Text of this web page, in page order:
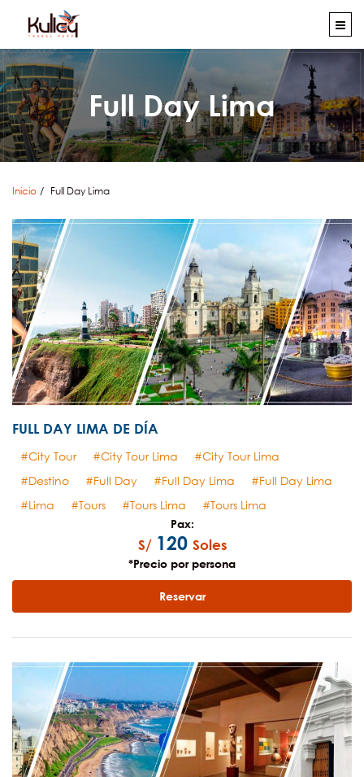
Full Day Lima
Inicio Full Day Lima
FULL DAY LIMA DE DÍA
City Tour City Tour Lima
City Tour Lima
Destino
Full Day Full Day Lima
Full Day Lima
Lima
Tours Tours Lima
Tours Lima
Pax:
S/ 120 Soles
*Precio por persona
Reservar